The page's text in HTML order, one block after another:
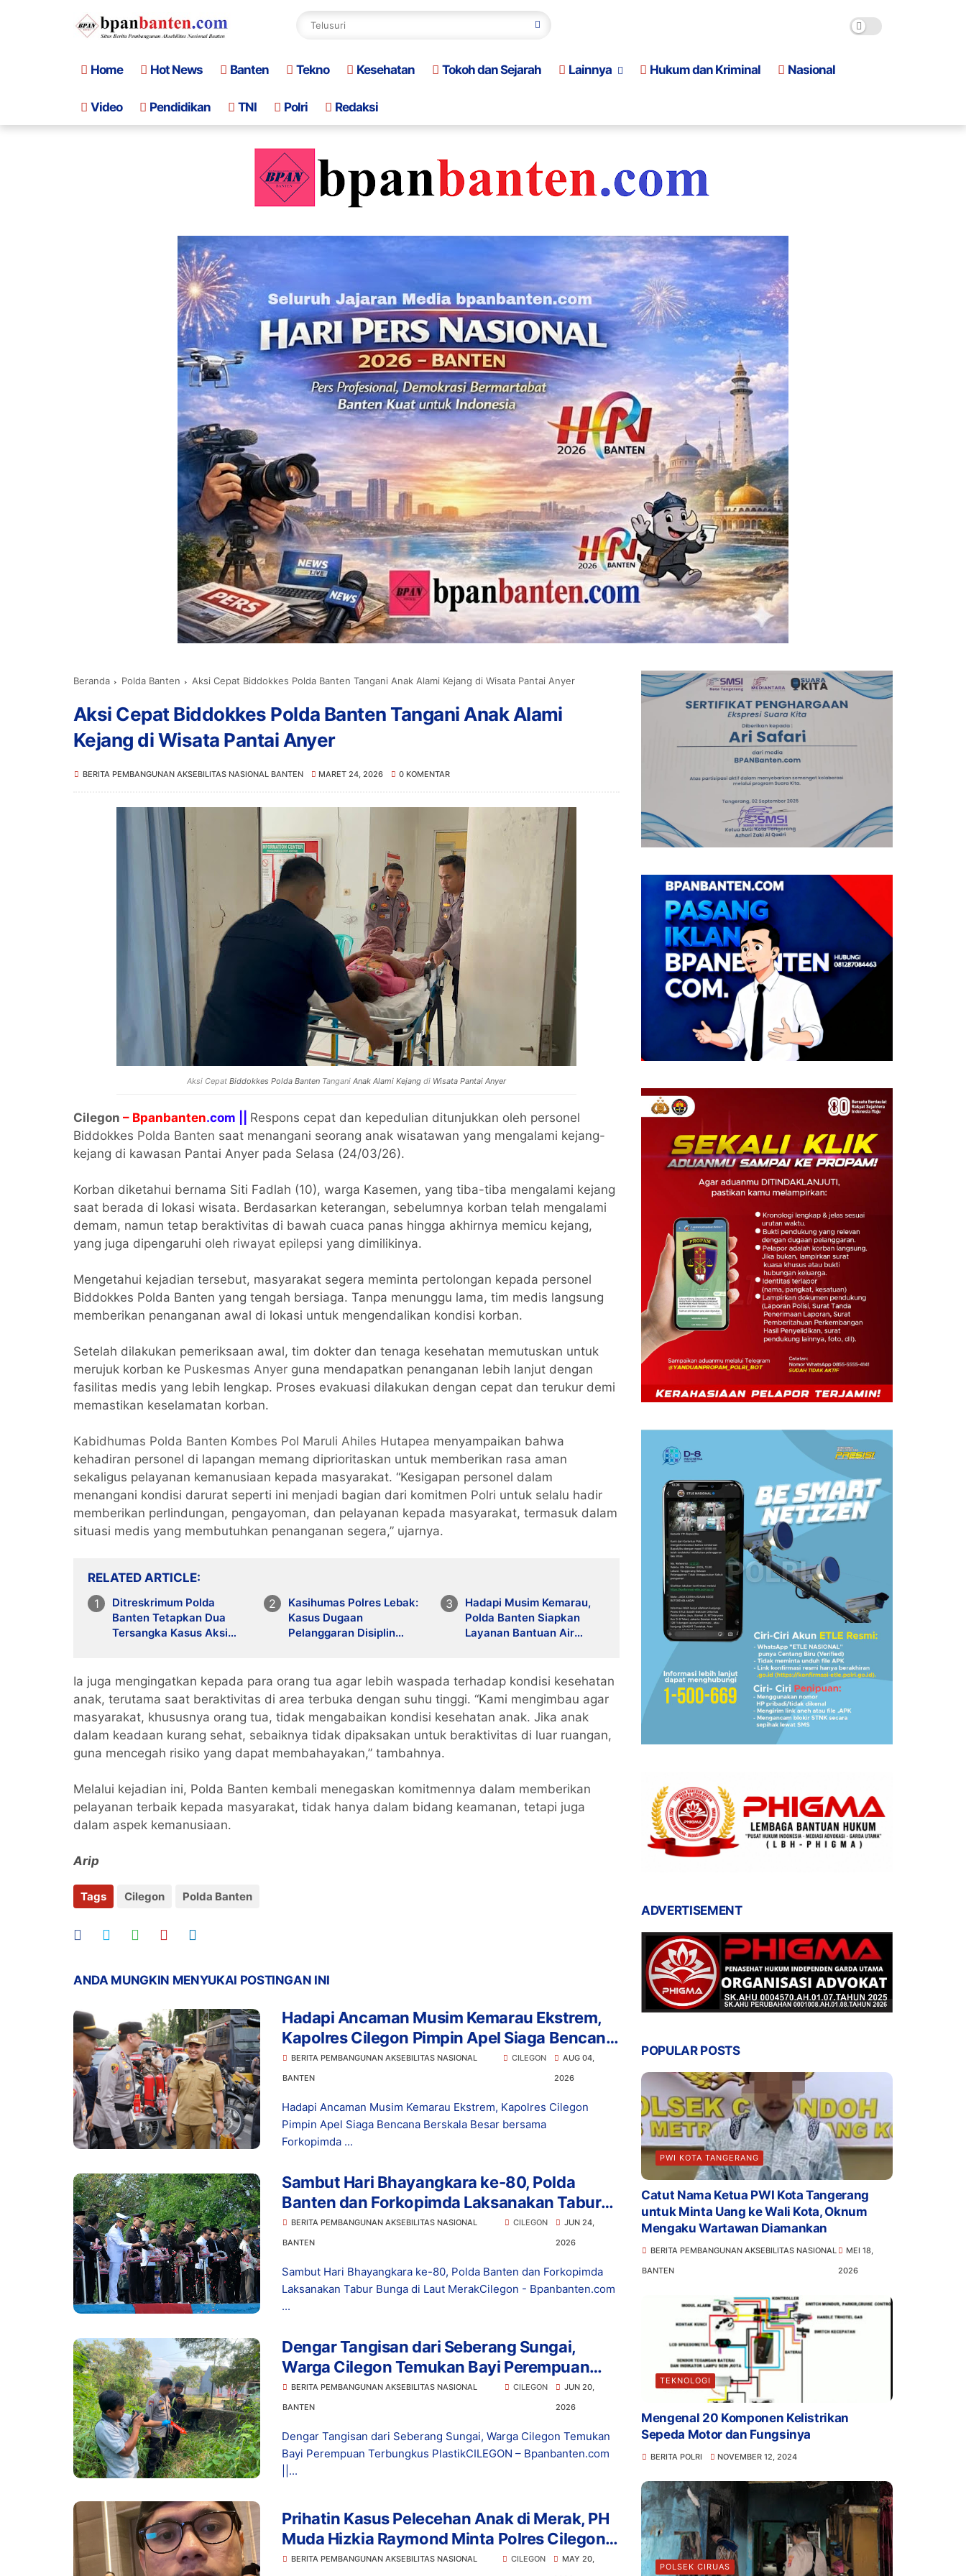
Home Hot News Banten Tekno Kesehatan Tokoh dan Sejarah Lainnya Hukum dan Kriminal Nasional
Video Pendidikan TNI Polri Redaksi
Beranda Polda Banten Aksi Cepat Biddokkes Polda Banten Tangani Anak Alami Kejang di Wisata Pantai Anyer
Aksi Cepat Biddokkes Polda Banten Tangani Anak Alami
Kejang di Wisata Pantai Anyer
BERITA PEMBANGUNAN AKSEBILITAS NASIONAL BANTEN MARET 24, 2026 0 KOMENTAR
Aksi Cepat Biddokkes Polda BantenTangani Anak Alami Kejangdi Wisata Pantai Anyer
Cilegon – Bpanbanten.com || Respons cepat dan kepedulian ditunjukkan oleh personel
Biddokkes Polda Banten saat menangani seorang anak wisatawan yang mengalami kejang-
kejang di kawasan Pantai Anyer pada Selasa (24/03/26).
Korban diketahui bernama Siti Fadlah (10), warga Kasemen, yang tiba-tiba mengalami kejang
saat berada di lokasi wisata. Berdasarkan keterangan, sebelumnya korban telah mengalami
demam, namun tetap beraktivitas di bawah cuaca panas hingga akhirnya memicu kejang,
yang juga dipengaruhi oleh riwayat epilepsi yang dimilikinya.
Mengetahui kejadian tersebut, masyarakat segera meminta pertolongan kepada personel
Biddokkes Polda Banten yang tengah bersiaga. Tanpa menunggu lama, tim medis langsung
memberikan penanganan awal di lokasi untuk mengendalikan kondisi korban.
Setelah dilakukan pemeriksaan awal, tim dokter dan tenaga kesehatan memutuskan untuk
merujuk korban ke Puskesmas Anyer guna mendapatkan penanganan lebih lanjut dengan
fasilitas medis yang lebih lengkap. Proses evakuasi dilakukan dengan cepat dan terukur demi
memastikan keselamatan korban.
Kabidhumas Polda Banten Kombes Pol Maruli Ahiles Hutapea menyampaikan bahwa
kehadiran personel di lapangan memang diprioritaskan untuk memberikan rasa aman
sekaligus pelayanan kemanusiaan kepada masyarakat. “Kesigapan personel dalam
menangani kondisi darurat seperti ini menjadi bagian dari komitmen Polri untuk selalu hadir
memberikan perlindungan, pengayoman, dan pelayanan kepada masyarakat, termasuk dalam
situasi medis yang membutuhkan penanganan segera,” ujarnya.
RELATED ARTICLE
Ditreskrimum Polda
Banten Tetapkan Dua
Tersangka Kasus Aksi
Kasihumas Polres Lebak:
Kasus Dugaan
Pelanggaran Disiplin
Propam Polda Banten
Hadapi Musim Kemarau,
Polda Banten Siapkan
Layanan Bantuan Air
Ia juga mengingatkan kepada para orang tua agar lebih waspada terhadap kondisi kesehatan
anak, terutama saat beraktivitas di area terbuka dengan suhu tinggi. “Kami mengimbau agar
masyarakat, khususnya orang tua, tidak mengabaikan kondisi kesehatan anak. Jika anak
dalam keadaan kurang sehat, sebaiknya tidak dipaksakan untuk beraktivitas di luar ruangan,
guna mencegah risiko yang dapat membahayakan,” tambahnya.
Melalui kejadian ini, Polda Banten kembali menegaskan komitmennya dalam memberikan
pelayanan terbaik kepada masyarakat, tidak hanya dalam bidang keamanan, tetapi juga
dalam aspek kemanusiaan.
Arip
Tags Cilegon Polda Banten
ANDA MUNGKIN MENYUKAI POSTINGAN INI
Hadapi Ancaman Musim Kemarau Ekstrem,
Kapolres Cilegon Pimpin Apel Siaga Bencana
Berskala Besar bersama Forkopimda
BERITA PEMBANGUNAN AKSEBILITAS NASIONAL
BANTEN
CILEGON
AUG 04,
2026
Hadapi Ancaman Musim Kemarau Ekstrem, Kapolres Cilegon
Pimpin Apel Siaga Bencana Berskala Besar bersama
Forkopimda ...
Sambut Hari Bhayangkara ke-80, Polda
Banten dan Forkopimda Laksanakan Tabur
Bunga di Laut Merak
BERITA PEMBANGUNAN AKSEBILITAS NASIONAL
BANTEN
CILEGON
JUN 24,
2026
Sambut Hari Bhayangkara ke-80, Polda Banten dan Forkopimda
Laksanakan Tabur Bunga di Laut MerakCilegon - Bpanbanten.com
...
Dengar Tangisan dari Seberang Sungai,
Warga Cilegon Temukan Bayi Perempuan
Terbungkus Plastik
BERITA PEMBANGUNAN AKSEBILITAS NASIONAL
BANTEN
CILEGON
JUN 20,
2026
Dengar Tangisan dari Seberang Sungai, Warga Cilegon Temukan
Bayi Perempuan Terbungkus PlastikCILEGON – Bpanbanten.com
||...
Prihatin Kasus Pelecehan Anak di Merak, PH
Muda Hizkia Raymond Minta Polres Cilegon
Usut Tuntas
BERITA PEMBANGUNAN AKSEBILITAS NASIONAL
CILEGON
MAY 20,
ADVERTISEMENT
POPULAR POSTS
PWI KOTA TANGERANG
Catut Nama Ketua PWI Kota Tangerang
untuk Minta Uang ke Wali Kota, Oknum
Mengaku Wartawan Diamankan
BERITA PEMBANGUNAN AKSEBILITAS NASIONAL
BANTEN
MEI 18,
2026
TEKNOLOGI
Mengenal 20 Komponen Kelistrikan
Sepeda Motor dan Fungsinya
BERITA POLRI NOVEMBER 12, 2024
POLSEK CIRUAS